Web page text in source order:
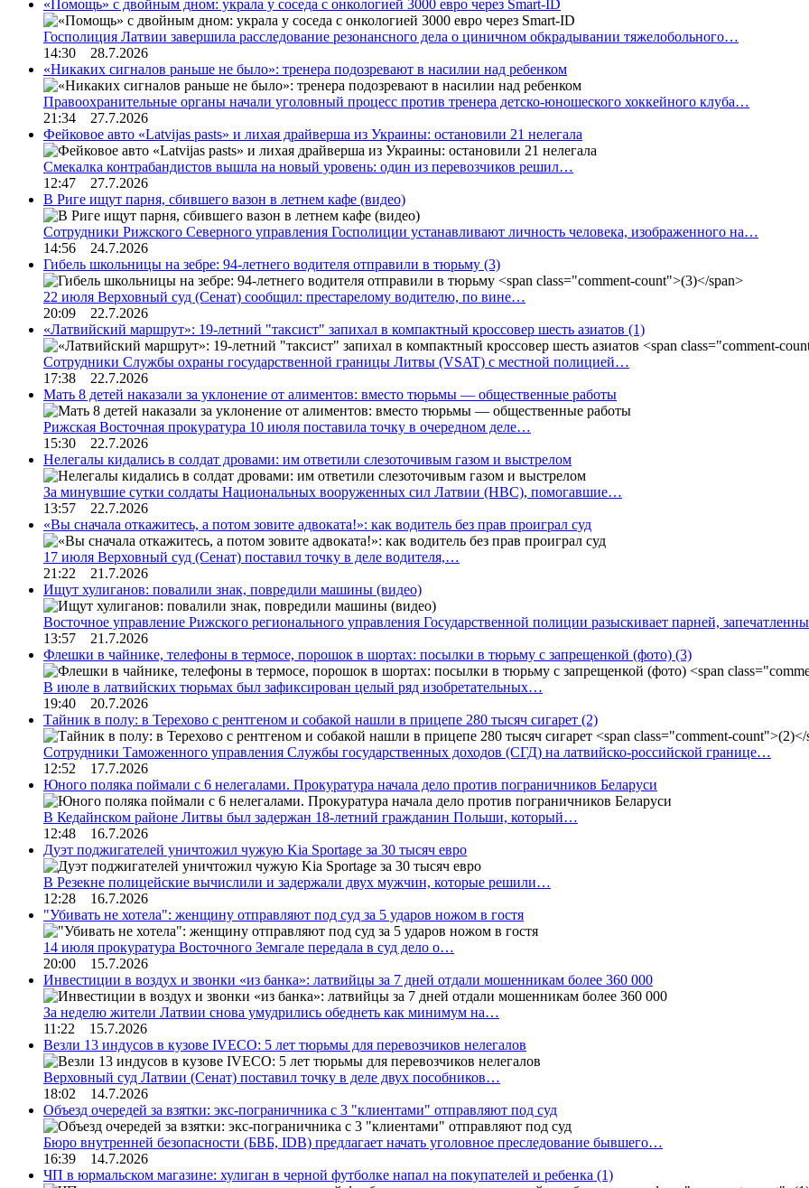
«Помощь» с двойным дном: украла у соседа с онкологией 3000 евро через Smart-ID
Госполиция Латвии завершила расследование резонансного дела о циничном обкрадывании тяжелобольного…
14:30 28.7.2026
«Никаких сигналов раньше не было»: тренера подозревают в насилии над ребенком
Правоохранительные органы начали уголовный процесс против тренера детско-юношеского хоккейного клуба…
21:34 27.7.2026
Фейковое авто «Latvijas pasts» и лихая драйверша из Украины: остановили 21 нелегала
Смекалка контрабандистов вышла на новый уровень: один из перевозчиков решил…
12:47 27.7.2026
В Риге ищут парня, сбившего вазон в летнем кафе (видео)
Сотрудники Рижского Северного управления Госполиции устанавливают личность человека, изображенного на…
14:56 24.7.2026
Гибель школьницы на зебре: 94-летнего водителя отправили в тюрьму (3)
22 июля Верховный суд (Сенат) сообщил: престарелому водителю, по вине…
20:09 22.7.2026
«Латвийский маршрут»: 19-летний "таксист" запихал в компактный кроссовер шесть азиатов (1)
Сотрудники Службы охраны государственной границы Литвы (VSAT) с местной полицией…
17:38 22.7.2026
Мать 8 детей наказали за уклонение от алиментов: вместо тюрьмы — общественные работы
Рижская Восточная прокуратура 10 июля поставила точку в очередном деле…
15:30 22.7.2026
Нелегалы кидались в солдат дровами: им ответили слезоточивым газом и выстрелом
За минувшие сутки солдаты Национальных вооруженных сил Латвии (НВС), помогавшие…
13:57 22.7.2026
«Вы сначала откажитесь, а потом зовите адвоката!»: как водитель без прав проиграл суд
17 июля Верховный суд (Сенат) поставил точку в деле водителя,…
21:22 21.7.2026
Ищут хулиганов: повалили знак, повредили машины (видео)
Восточное управление Рижского регионального управления Государственной полиции разыскивает парней,
13:57 21.7.2026
Флешки в чайнике, телефоны в термосе, порошок в шортах: посылки в тюрьму с запрещенкой (фото) (3)
В июле в латвийских тюрьмах был зафиксирован целый ряд изобретательных…
19:40 20.7.2026
Тайник в полу: в Терехово с рентгеном и собакой нашли в прицепе 280 тысяч сигарет (2)
Сотрудники Таможенного управления Службы государственных доходов (СГД) на латвийско-российской границе…
12:52 17.7.2026
Юного поляка поймали с 6 нелегалами. Прокуратура начала дело против пограничников Беларуси
В Кедайнском районе Литвы был задержан 18-летний гражданин Польши, который…
12:48 16.7.2026
Дуэт поджигателей уничтожил чужую Kia Sportage за 30 тысяч евро
В Резекне полицейские вычислили и задержали двух мужчин, которые решили…
12:28 16.7.2026
"Убивать не хотела": женщину отправляют под суд за 5 ударов ножом в гостя
14 июля прокуратура Восточного Земгале передала в суд дело о…
20:00 15.7.2026
Инвестиции в воздух и звонки «из банка»: латвийцы за 7 дней отдали мошенникам более 360 000
За неделю жители Латвии снова умудрились обеднеть как минимум на…
11:22 15.7.2026
Везли 13 индусов в кузове IVECO: 5 лет тюрьмы для перевозчиков нелегалов
Верховный суд Латвии (Сенат) поставил точку в деле двух пособников…
18:02 14.7.2026
Объезд очередей за взятки: экс-пограничника с 3 "клиентами" отправляют под суд
Бюро внутренней безопасности (БВБ, IDB) предлагает начать уголовное преследование бывшего…
16:39 14.7.2026
ЧП в юрмальском магазине: хулиган в черной футболке напал на покупателей и ребенка (1)